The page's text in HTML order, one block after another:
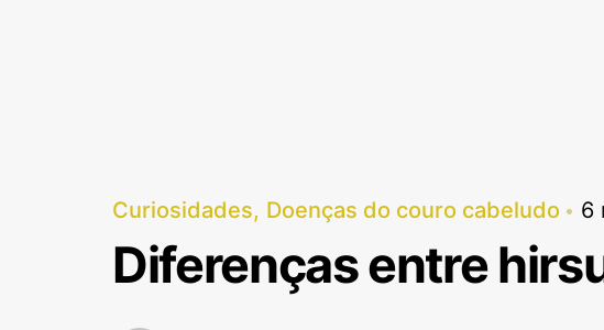
Curiosidades Doenças do couro cabeludo 6
Diferenças entre